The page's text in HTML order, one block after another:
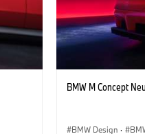
BMW M Concept
BMW Design ·